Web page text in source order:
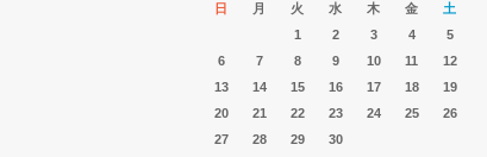
日 月 火 水 木 金
土
1
2 3 4
5
6
7 8 9 10 11
12
13
14 15 16 17 18
19
20
21 22 23 24 25
26
27
28 29 30